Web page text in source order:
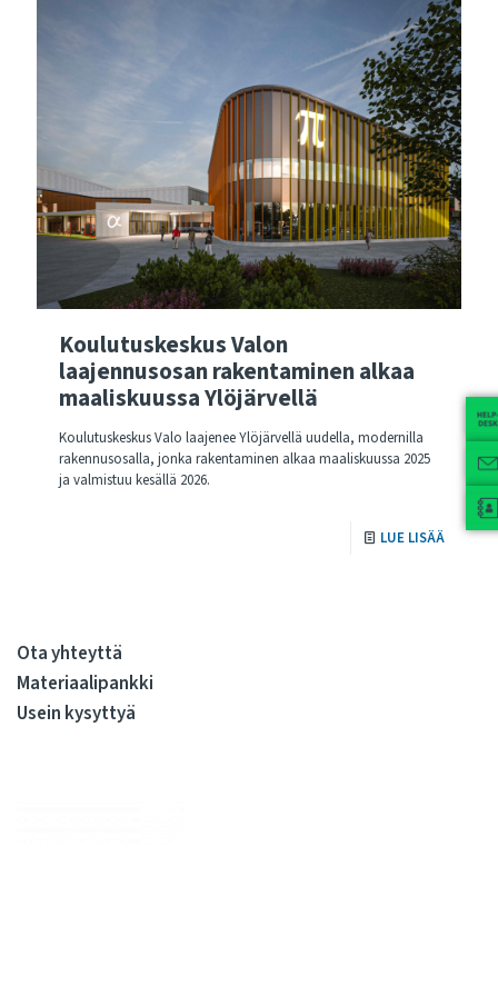
Koulutuskeskus Valon
laajennusosan rakentaminen alkaa
maaliskuussa Ylöjärvellä
Koulutuskeskus Valo laajenee Ylöjärvellä uudella, modernilla
rakennusosalla, jonka rakentaminen alkaa maaliskuussa 2025
ja valmistuu kesällä 2026.
LUE LISÄÄ
Ota yhteyttä
Materiaalipankki
Usein kysyttyä